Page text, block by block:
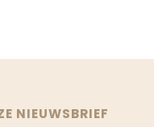
NIEUWSBRIEF